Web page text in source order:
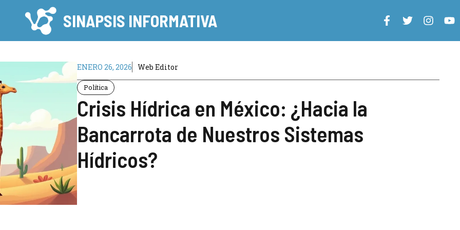
SINAPSIS INFORMATIVA
ENERO 26, 2026 Web Editor
Política
Crisis Hídrica en México: ¿Hacia la
Bancarrota de Nuestros Sistemas
Hídricos?